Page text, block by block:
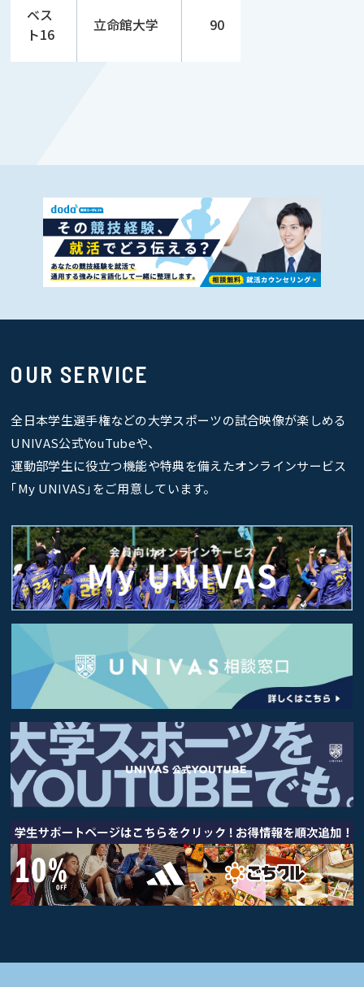
ベス
ト16
立命館大学 90
OUR SERVICE
全日本学生選手権などの大学スポーツの試合映像が楽しめる
UNIVAS公式YouTubeや、
運動部学生に役立つ機能や特典を備えたオンラインサービス
｢My UNIVAS｣をご用意しています。